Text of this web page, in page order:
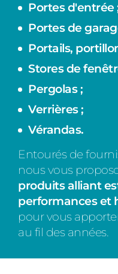
Portes d'entrée
Portes de
Portails,
Stores de
Pergolas ;
Verrières ;
Vérandas.
Entourés de
nous vous
produits alliant
performances et
pour vous
au fil des années.